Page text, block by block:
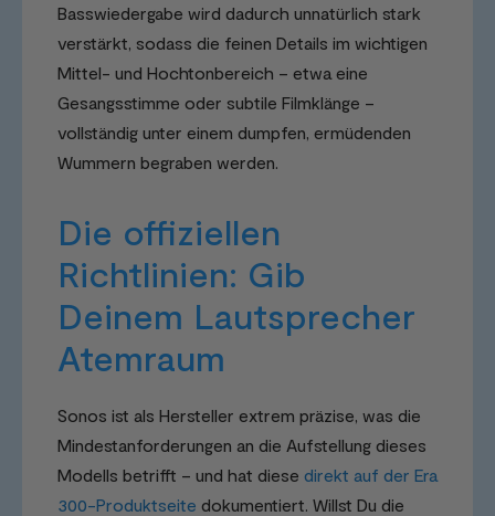
Basswiedergabe wird dadurch unnatürlich stark
verstärkt, sodass die feinen Details im wichtigen
Mittel- und Hochtonbereich – etwa eine
Gesangsstimme oder subtile Filmklänge –
vollständig unter einem dumpfen, ermüdenden
Wummern begraben werden.
Die offiziellen
Richtlinien: Gib
Deinem Lautsprecher
Atemraum
Sonos ist als Hersteller extrem präzise, was die
Mindestanforderungen an die Aufstellung dieses
Modells betrifft – und hat diese direkt auf der Era
300-Produktseite dokumentiert. Willst Du die